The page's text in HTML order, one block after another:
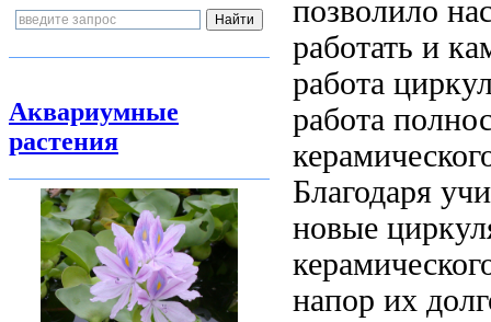
Аквариумные
растения
позволило
работать и
работа
работа
Благодаря
новые
напор их